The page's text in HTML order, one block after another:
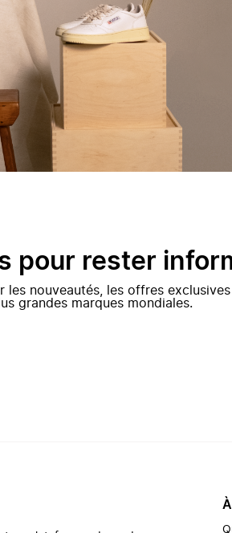
pour rester
les nouveautés, les offres
grandes marques mondiales.